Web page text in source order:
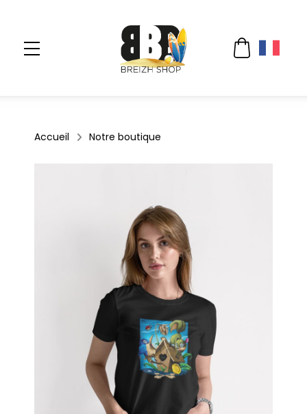
Accueil Notre boutique